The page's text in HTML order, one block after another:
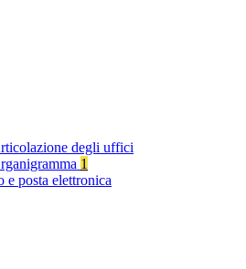
degli uffici
1
e posta elettronica